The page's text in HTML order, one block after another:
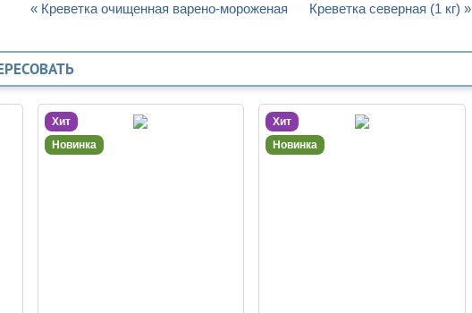
« Креветка очищенная варено-мороженая Креветка северная (1 кг) »
Хит
Новинка
Хит
Новинка